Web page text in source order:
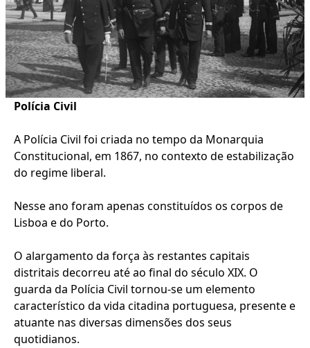
Polícia Civil
A Polícia Civil foi criada no tempo da Monarquia
Constitucional, em 1867, no contexto de estabilização
do regime liberal.
Nesse ano foram apenas constituídos os corpos de
Lisboa e do Porto.
O alargamento da força às restantes capitais
distritais decorreu até ao final do século XIX. O
guarda da Polícia Civil tornou-se um elemento
característico da vida citadina portuguesa, presente e
atuante nas diversas dimensões dos seus
quotidianos.